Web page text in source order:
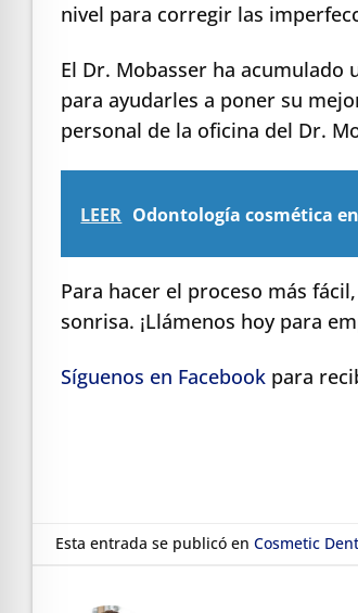
nivel para corregir las
El Dr. Mobasser ha acumulado
para ayudarles a poner su
personal de la oficina del Dr.
LEER Odontología cosmética
Para hacer el proceso más
sonrisa. ¡Llámenos hoy para
Síguenos en Facebook para
Esta entrada se publicó enCosmetic